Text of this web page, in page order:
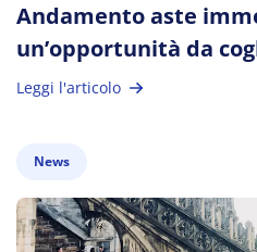
Andamento aste
un’opportunità da
Leggi l'articolo
News